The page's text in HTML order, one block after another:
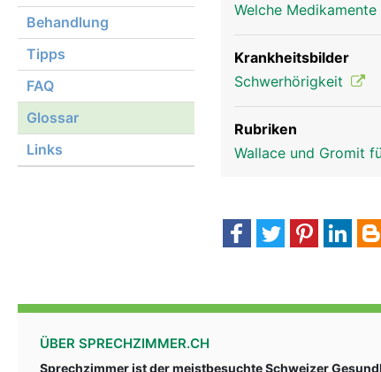
Behandlung
Tipps
FAQ
Glossar
Links
Welche
Krankheitsbilder
Schwerhörigkeit
Rubriken
Wallace und Gromit
ÜBER SPRECHZIMMER.CH
Sprechzimmer ist der meistbesuchte Schweizer